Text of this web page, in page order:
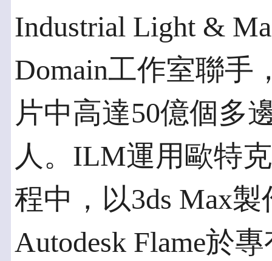
Industrial Light &
Domain工作室聯手
片中高達50億個多
人。ILM運用歐特
程中，以3ds Max
Autodesk Flame於